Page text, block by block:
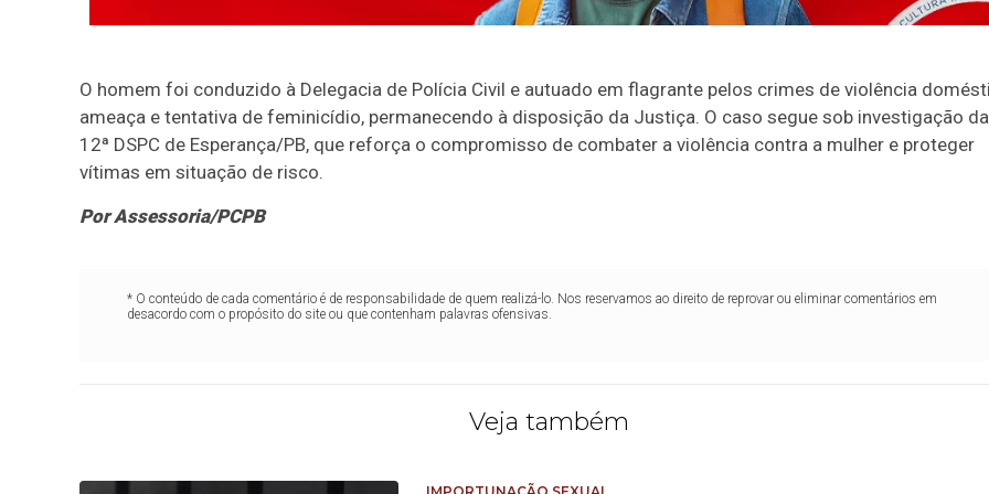
O homem foi conduzido à Delegacia de Polícia Civil e autuado em flagrante pelos crimes de violência
ameaça e tentativa de feminicídio, permanecendo à disposição da Justiça. O caso segue sob investigação da
12ª DSPC de Esperança/PB, que reforça o compromisso de combater a violência contra a mulher e proteger
vítimas em situação de risco.
Por Assessoria/PCPB
* O conteúdo de cada comentário é de responsabilidade de quem realizá-lo. Nos reservamos ao direito de reprovar ou eliminar comentários em
desacordo com o propósito do site ou que contenham palavras ofensivas.
Veja também